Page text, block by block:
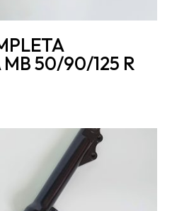
MB 50/90/125 R